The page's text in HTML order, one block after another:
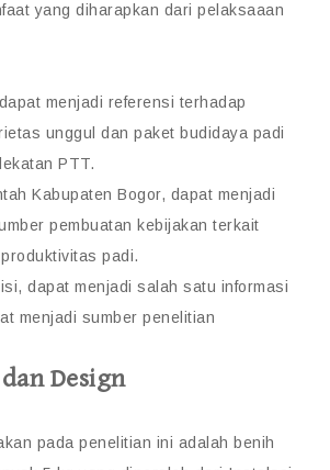
yang diharapkan dari pelaksaaan
menjadi referensi terhadap
unggul dan paket budidaya padi
PTT.
Kabupaten Bogor, dapat menjadi
pembuatan kebijakan terkait
padi.
dapat menjadi salah satu informasi
menjadi sumber penelitian
Design
pada penelitian ini adalah benih